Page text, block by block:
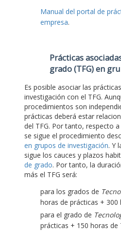
Manual del portal de
empresa.
Prácticas
grado (TFG) en
Es posible asociar las
investigación con el TFG.
procedimientos son
prácticas deberá estar
del TFG. Por tanto, respecto
se sigue el procedimiento
en grupos de investigación. Y
sigue los cauces y plazos
de grado. Por tanto, la
más el TFG será:
para los grados de
horas de prácticas + 300
para el grado de
prácticas + 150 horas de